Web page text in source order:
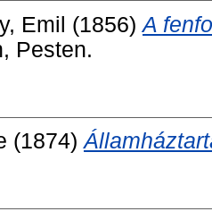
Emil (1856)A
Pesten.
(1874)